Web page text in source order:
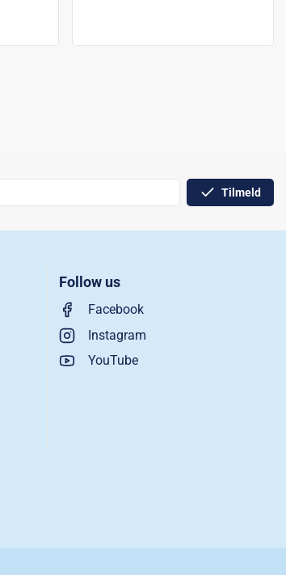
Tilmeld
Follow us
Facebook
Instagram
YouTube